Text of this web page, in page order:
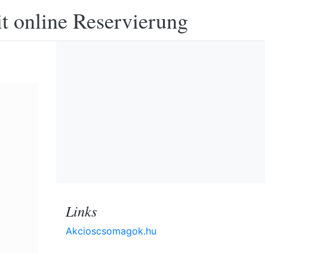
Reservierung
Links
Akcioscsomagok.hu